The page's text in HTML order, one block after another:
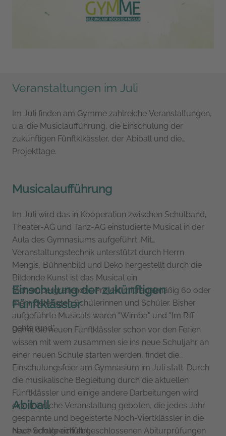
Falle eines Ereignisses Informationen übermittelt
werden und Hilfe organisiert ist.
Veranstaltungen im Juli
Im Juli finden am Gymme zahlreiche Veranstaltungen,
u.a. die Musiclaufführung, die Einschulung der
zukünftigen Fünftklkässler, der Abiball und die
Projekttage.
Musicalaufführung
Im Juli wird das in Kooperation zwischen Schulband,
Theater-AG und Tanz-AG einstudierte Musical in der
Aula des Gymnasiums aufgeführt. Mit
Veranstaltungstechnik unterstützt durch Herrn
Mengis, Bühnenbild und Deko hergestellt durch die
Bildende Kunst ist das Musical ein
fächerübergreifendes Projekt mit regelmäßig 60 oder
mehr beteiligten Schülerinnen und Schüler. Bisher
aufgeführte Musicals waren "Wimba" und "Im Riff
gehts rund".
Einschulung der zukünftigen
Fünftklässler
Damit die neuen Fünftklässler schon vor den Ferien
wissen mit wem zusammen sie ins neue Schuljahr an
einer neuen Schule starten werden, findet die
Einschulungsfeier am Gymnasium im Juli statt. Durch
die musikalische Begleitung durch die aktuellen
Fünftklässler und einige andere Darbeitungen wird
eine feierliche Veranstaltung geboten, die jedes Jahr
gespannte und begeisterte Noch-Viertklässler in die
neue Schule einführt.
Abiball
Nach erfolgreich abgeschlossenen Abiturprüfungen